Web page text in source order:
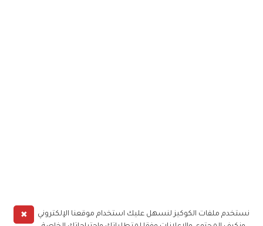
✖
نستخدم ملفات الكوكيز لنسهل عليك استخدام موقعنا الإلكتروني